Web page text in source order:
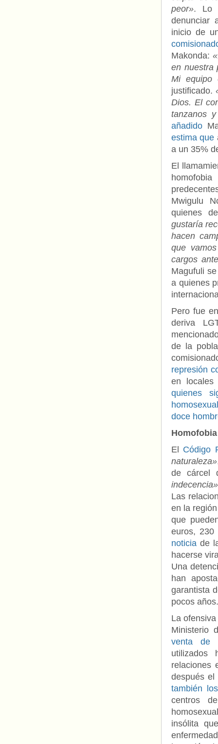
peor». Lo
denunciar
inicio de
Makonda:
en nuestra
Mi equipo
justificado.
Dios. El
tanzanos
añadido
estima que
a un 35%
El
Mwigulu
quienes
gustaría
hacen
que
cargos
Magufuli
a quienes
Pero fue
deriva
de la
represión
en
quienes
doce
El Código
naturaleza»
de cárcel
Las
en la
que
euros,
noticiade
hacerse
Una
han
garantista
pocos años.
La
Ministerio
venta de
utilizados
relaciones
después el
también
centros
insólita